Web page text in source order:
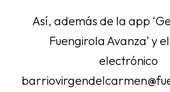
Así, además de la app
Fuengirola Avanza’ y
electrónico